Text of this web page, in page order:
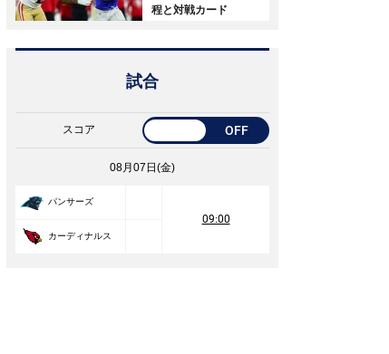
程と対戦カード
試合
スコア OFF
08月07日(金)
パンサーズ
09:00
カーディナルス